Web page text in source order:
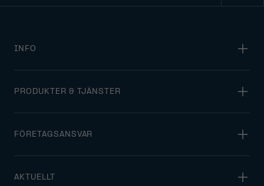
INFO
PRODUKTER & TJÄNSTER
FÖRETAGSANSVAR
AKTUELLT